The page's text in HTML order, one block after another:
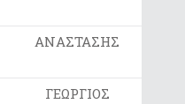
ΑΝΑΣΤΑΣΗΣ
ΓΕΩΡΓΙΟΣ